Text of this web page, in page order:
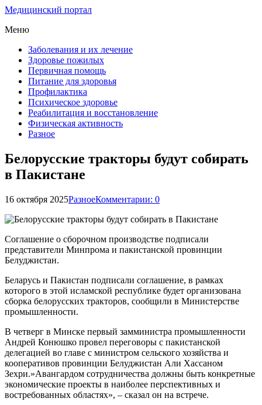
Медицинский портал
Меню
Заболевания и их лечение
Здоровье пожилых
Первичная помощь
Питание для здоровья
Профилактика
Психическое здоровье
Реабилитация и восстановление
Физическая активность
Разное
Белорусские тракторы будут собирать
в Пакистане
16 октября 2025РазноеКомментарии: 0
Соглашение о сборочном производстве подписали
представители Минпрома и пакистанской провинции
Белуджистан.
Беларусь и Пакистан подписали соглашение, в рамках
которого в этой исламской республике будет организована
сборка белорусских тракторов, сообщили в Министерстве
промышленности.
В четверг в Минске первый замминистра промышленности
Андрей Конюшко провел переговоры с пакистанской
делегацией во главе с министром сельского хозяйства и
кооперативов провинции Белуджистан Али Хассаном
Зехри.»Авангардом сотрудничества должны быть конкретные
экономические проекты в наиболее перспективных и
востребованных областях», – сказал он на встрече.